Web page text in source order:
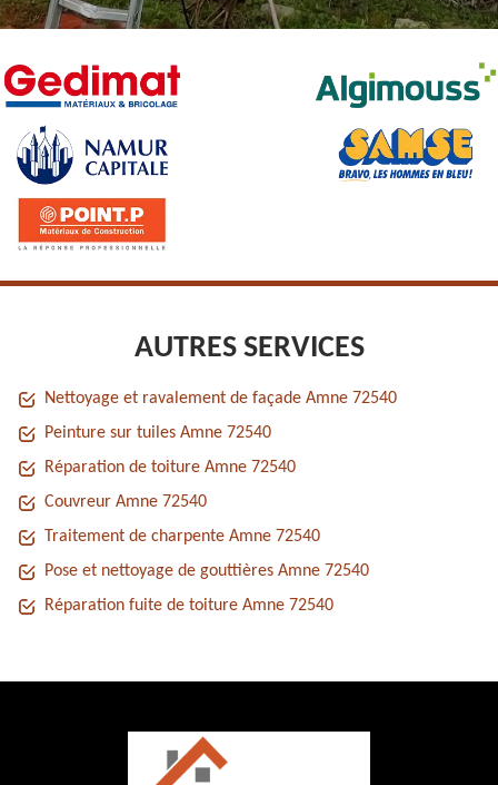
AUTRES SERVICES
Nettoyage et ravalement de façade Amne 72540
Peinture sur tuiles Amne 72540
Réparation de toiture Amne 72540
Couvreur Amne 72540
Traitement de charpente Amne 72540
Pose et nettoyage de gouttières Amne 72540
Réparation fuite de toiture Amne 72540